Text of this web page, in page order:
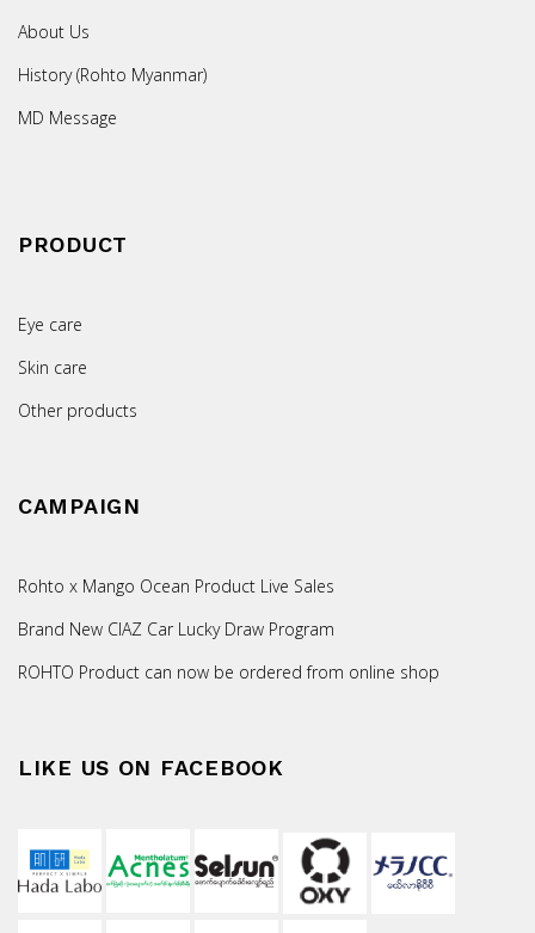
About Us
History (Rohto Myanmar)
MD Message
PRODUCT
Eye care
Skin care
Other products
CAMPAIGN
Rohto x Mango Ocean Product Live Sales
Brand New CIAZ Car Lucky Draw Program
ROHTO Product can now be ordered from online shop
LIKE US ON FACEBOOK